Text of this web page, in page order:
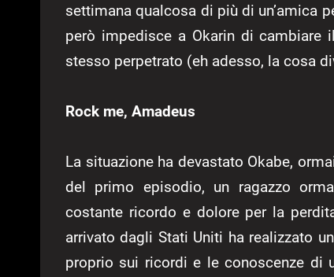
settimana qualcosa di più di un’amica
però impedisce a Okarin di cambiare
stesso perpetrato (eh adesso, la cosa
Rock me, Amadeus
La situazione ha devastato Okabe,
del primo episodio, un ragazzo
costante ricordo e dolore per la
arrivato dagli Stati Uniti ha realizzato
proprio sui ricordi e le conoscenze di